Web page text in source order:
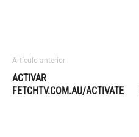
Artículo anterior
ACTIVAR
FETCHTV.COM.AU/ACTIVATE